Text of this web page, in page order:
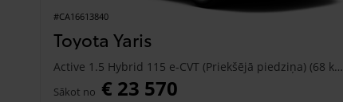
#CA16613840
Toyota Yaris
Active 1.5 Hybrid 115 e-CVT (Priekšējā piedziņa) (68 kW)
Sākot no € 23 570